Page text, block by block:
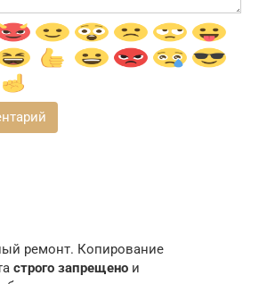
ремонт. Копирование
строго запрещено и